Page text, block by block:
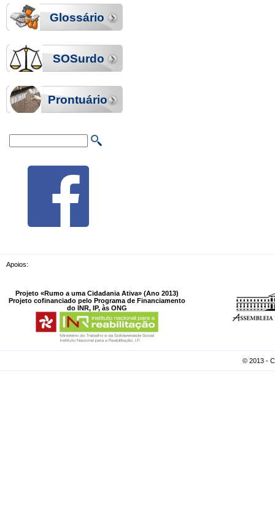
Glossário
SOSurdo
Prontuário
Apoios:
Projeto «Rumo a uma Cidadania Ativa» (Ano 2013)
Projeto cofinanciado pelo Programa de Financiamento
do INR, IP, às ONG
© 2013 -